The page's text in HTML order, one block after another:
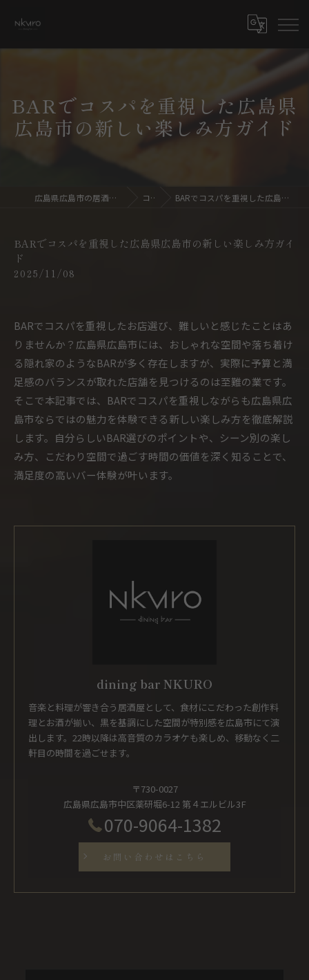
BARでコスパを重視した広島県
広島市の新しい楽しみ方ガイド
広島県広島市の居酒屋ならdining bar NKURO コラム BARでコスパを重視した広島県広島市の新しい楽しみ方ガイド
BARでコスパを重視した広島県広島市の新しい楽しみ方ガイ
ド
2025/11/08
BARでコスパを重視したお店選び、難しいと感じたことはあ
りませんか？広島県広島市には、おしゃれな空間や落ち着け
る隠れ家のようなBARが多く存在しますが、実際に予算と満
足感のバランスが取れた店舗を見つけるのは至難の業です。
そこで本記事では、BARでコスパを重視しながらも広島県広
島市ならではの魅力を体験できる新しい楽しみ方を徹底解説
します。自分らしいBAR選びのポイントや、シーン別の楽し
み方、こだわり空間で過ごす時間の価値を深く知ることで、
満足度の高いバー体験が叶います。
dining bar NKURO
音楽と料理が響き合う居酒屋として、食材にこだわった創作料
理とお酒が揃い、黒を基調にした空間が特別感を広島市にて演
出します。22時以降は高音質のカラオケも楽しめ、移動なく二
軒目の時間を過ごせます。
〒730-0027
広島県広島市中区薬研堀6-12 第４エルビル3F
070-9064-1382
お問い合わせはこちら